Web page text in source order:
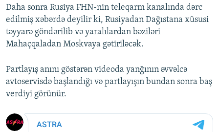
Daha sonra Rusiya FHN-nin teleqarm kanalında dərc
edilmiş xəbərdə deyilir ki, Rusiyadan Dağıstana xüsusi
təyyarə göndərilib və yaralılardan bəziləri
Mahaçqaladan Moskvaya gətiriləcək.
Partlayış anını göstərən videoda yanğının əvvəlcə
avtoservisdə başlandığı və partlayışın bundan sonra baş
verdiyi görünür.